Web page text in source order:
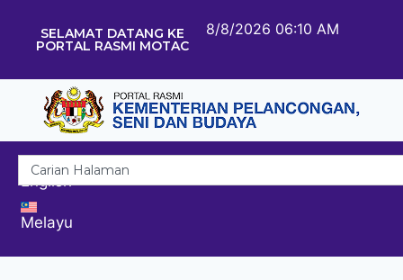
SELAMAT DATANG KE
PORTAL RASMI MOTAC
8/8/2026 06:10 AM
English
Melayu